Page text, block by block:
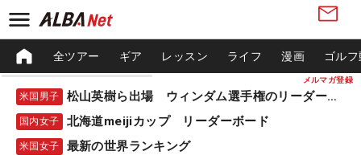
メルマガ登録
全ツアー ギア レッスン ライフ 漫画 ゴル
米国男子 松山英樹ら出場 ウィンダム選手権のリーダーボード
国内女子 北海道meijiカップ リーダーボード
米国女子 最新の世界ランキング